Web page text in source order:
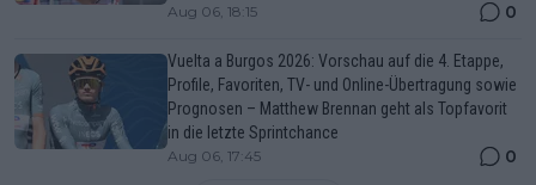
Aug 06, 18:15 0
Vuelta a Burgos 2026: Vorschau auf die 4. Etappe,
Profile, Favoriten, TV- und Online-Übertragung sowie
Prognosen – Matthew Brennan geht als Topfavorit
in die letzte Sprintchance
Aug 06, 17:45 0